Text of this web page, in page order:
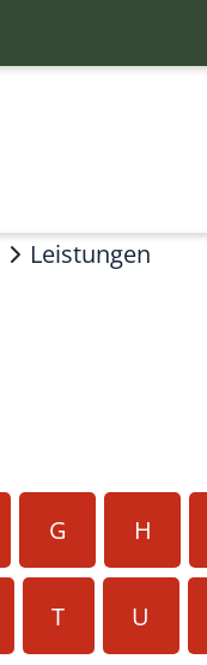
Leistungen
G H
T U